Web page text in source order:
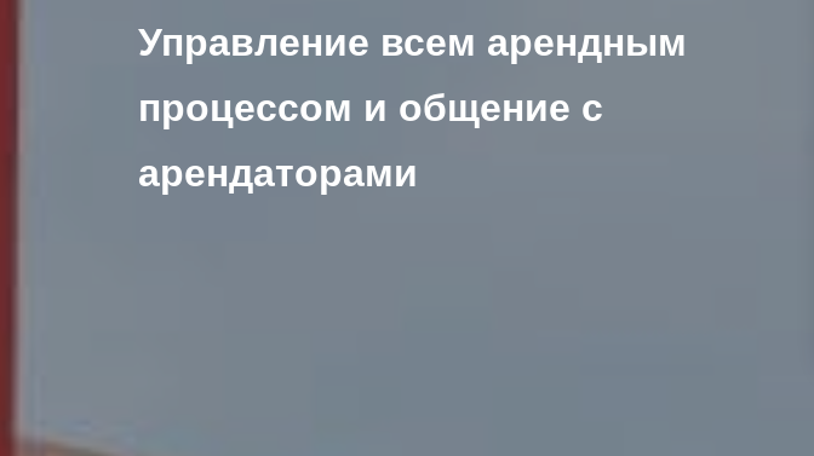
Управление всем арендным
процессом и общение с
арендаторами